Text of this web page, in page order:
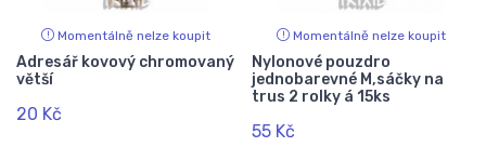
Momentálně nelze koupit
Adresář kovový chromovaný
větší
20 Kč
Momentálně nelze koupit
Nylonové pouzdro
jednobarevné M,sáčky na
trus 2 rolky á 15ks
55 Kč